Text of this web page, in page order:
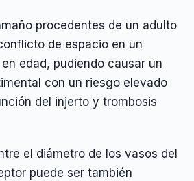
procedentes de un adulto
de espacio en un
edad, pudiendo causar un
con un riesgo elevado
del injerto y trombosis
el diámetro de los vasos del
puede ser también